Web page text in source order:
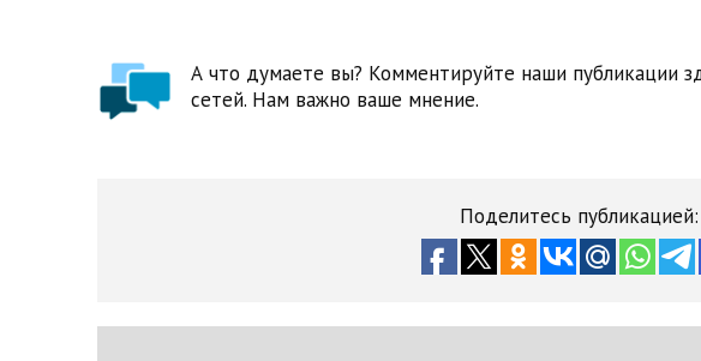
А что думаете вы? Комментируйте наши публикации
сетей. Нам важно ваше мнение.
Поделитесь публикацией: